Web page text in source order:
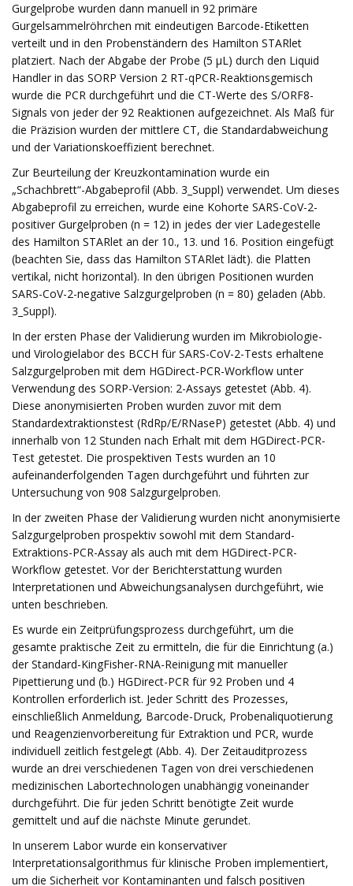
Gurgelprobe wurden dann manuell in 92 primäre
Gurgelsammelröhrchen mit eindeutigen Barcode-Etiketten
verteilt und in den Probenständern des Hamilton STARlet
platziert. Nach der Abgabe der Probe (5 µL) durch den Liquid
Handler in das SORP Version 2 RT-qPCR-Reaktionsgemisch
wurde die PCR durchgeführt und die CT-Werte des S/ORF8-
Signals von jeder der 92 Reaktionen aufgezeichnet. Als Maß für
die Präzision wurden der mittlere CT, die Standardabweichung
und der Variationskoeffizient berechnet.
Zur Beurteilung der Kreuzkontamination wurde ein
„Schachbrett“-Abgabeprofil (Abb. 3_Suppl) verwendet. Um dieses
Abgabeprofil zu erreichen, wurde eine Kohorte SARS-CoV-2-
positiver Gurgelproben (n = 12) in jedes der vier Ladegestelle
des Hamilton STARlet an der 10., 13. und 16. Position eingefügt
(beachten Sie, dass das Hamilton STARlet lädt). die Platten
vertikal, nicht horizontal). In den übrigen Positionen wurden
SARS-CoV-2-negative Salzgurgelproben (n = 80) geladen (Abb.
3_Suppl).
In der ersten Phase der Validierung wurden im Mikrobiologie-
und Virologielabor des BCCH für SARS-CoV-2-Tests erhaltene
Salzgurgelproben mit dem HGDirect-PCR-Workflow unter
Verwendung des SORP-Version: 2-Assays getestet (Abb. 4).
Diese anonymisierten Proben wurden zuvor mit dem
Standardextraktionstest (RdRp/E/RNaseP) getestet (Abb. 4) und
innerhalb von 12 Stunden nach Erhalt mit dem HGDirect-PCR-
Test getestet. Die prospektiven Tests wurden an 10
aufeinanderfolgenden Tagen durchgeführt und führten zur
Untersuchung von 908 Salzgurgelproben.
In der zweiten Phase der Validierung wurden nicht anonymisierte
Salzgurgelproben prospektiv sowohl mit dem Standard-
Extraktions-PCR-Assay als auch mit dem HGDirect-PCR-
Workflow getestet. Vor der Berichterstattung wurden
Interpretationen und Abweichungsanalysen durchgeführt, wie
unten beschrieben.
Es wurde ein Zeitprüfungsprozess durchgeführt, um die
gesamte praktische Zeit zu ermitteln, die für die Einrichtung (a.)
der Standard-KingFisher-RNA-Reinigung mit manueller
Pipettierung und (b.) HGDirect-PCR für 92 Proben und 4
Kontrollen erforderlich ist. Jeder Schritt des Prozesses,
einschließlich Anmeldung, Barcode-Druck, Probenaliquotierung
und Reagenzienvorbereitung für Extraktion und PCR, wurde
individuell zeitlich festgelegt (Abb. 4). Der Zeitauditprozess
wurde an drei verschiedenen Tagen von drei verschiedenen
medizinischen Labortechnologen unabhängig voneinander
durchgeführt. Die für jeden Schritt benötigte Zeit wurde
gemittelt und auf die nächste Minute gerundet.
In unserem Labor wurde ein konservativer
Interpretationsalgorithmus für klinische Proben implementiert,
um die Sicherheit vor Kontaminanten und falsch positiven